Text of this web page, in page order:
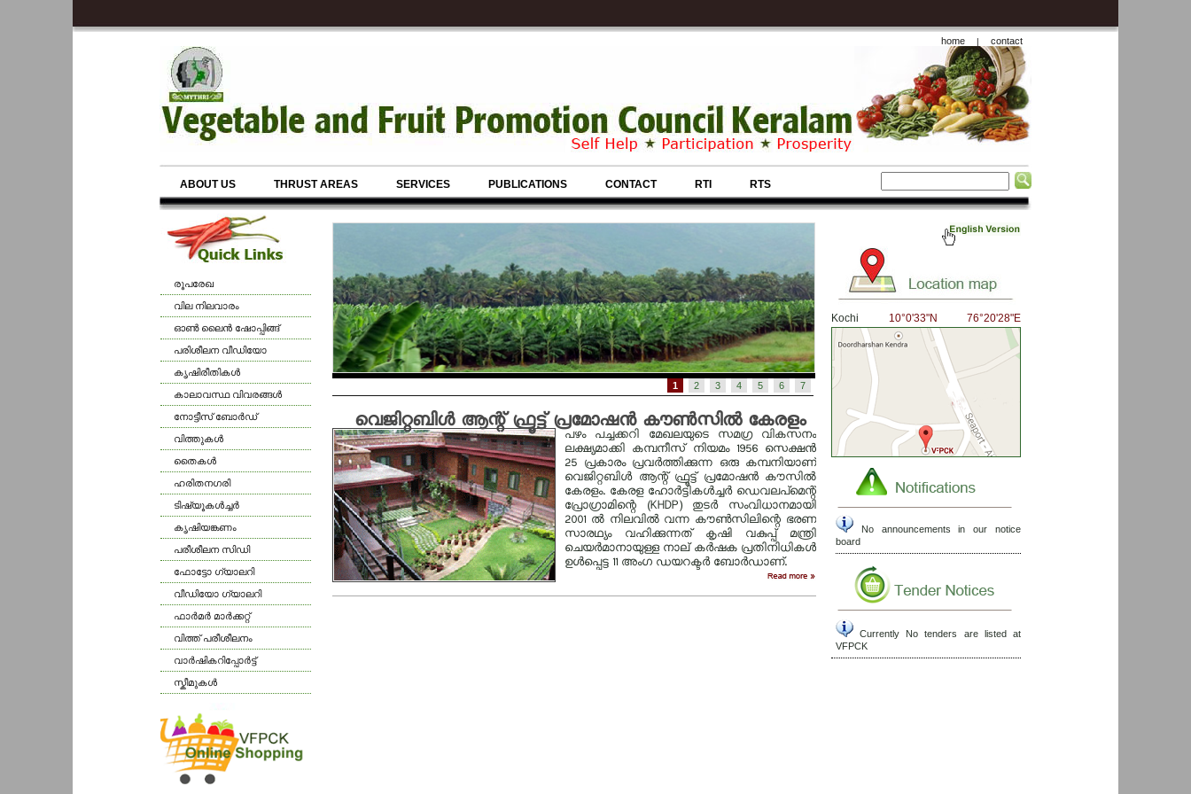
home | contact
ABOUT US THRUST AREAS SERVICES PUBLICATIONS CONTACT RTI RTS
രൂപരേഖ
വില നിലവാരം
ഓണ്‍ ലൈന്‍ ഷോപ്പിങ്ങ്
പരിശീലന വീഡിയോ
കൃഷിരീതികള്‍
കാലാവസ്ഥ വിവരങ്ങള്‍
നോട്ടീസ് ബോര്‍ഡ്
വിത്തുകള്‍
തൈകള്‍
ഹരിതനഗരി
ടിഷ്യൂകള്‍ച്ചര്‍
കൃഷിയങ്കണം
പരീശീലന സിഡി
ഫോട്ടോ ഗ്യാലറി
വീഡിയോ ഗ്യാലറി
ഫാര്‍മര്‍ മാര്‍ക്കറ്റ്
വിത്ത് പരീശീലനം
വാര്‍ഷികറിപ്പോര്‍ട്ട്
സ്കീമുകള്‍
1 2 3 4 5 6 7
വെജിറ്റബിള്‍ ആന്റ് ഫ്രൂട്ട് പ്രമോഷന്‍ കൗണ്‍സില്‍ കേരളം
പഴം പച്ചക്കറി മേഖലയുടെ സമഗ്ര വികസനം
ലക്ഷ്യമാക്കി കമ്പനീസ് നിയമം 1956 സെക്ഷന്‍
25 പ്രകാരം പ്രവര്‍ത്തിക്കുന്ന ഒരു കമ്പനിയാണ്
വെജിറ്റബിള്‍ ആന്റ് ഫ്രൂട്ട് പ്രമോഷന്‍ കൗസില്‍
കേരളം. കേരള ഹോര്‍ട്ടികള്‍ച്ചര്‍ ഡെവലപ്‌മെന്റ്
പ്രോഗ്രാമിന്റെ (KHDP) തുടര്‍ സംവിധാനമായി
2001 ല്‍ നിലവില്‍ വന്ന കൗണ്‍സിലിന്റെ ഭരണ
സാരഥ്യം വഹിക്കുന്നത് കൃഷി വകുപ്പ് മന്ത്രി
ചെയര്‍മാനായുള്ള നാല് കര്‍ഷക പ്രതിനിധികള്‍
ഉള്‍പ്പെട്ട 11 അംഗ ഡയറക്ടര്‍ ബോര്‍ഡാണ്.
Kochi 10°0'33"N 76°20'28"E
No announcements in our notice
board
Currently No tenders are listed at
VFPCK